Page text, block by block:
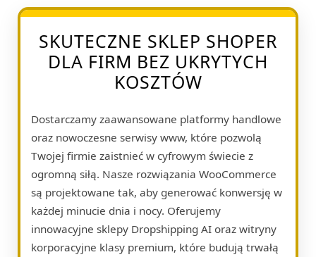
SKUTECZNE SKLEP SHOPER
DLA FIRM BEZ UKRYTYCH
KOSZTÓW
Dostarczamy zaawansowane platformy handlowe
oraz nowoczesne serwisy www, które pozwolą
Twojej firmie zaistnieć w cyfrowym świecie z
ogromną siłą. Nasze rozwiązania WooCommerce
są projektowane tak, aby generować konwersję w
każdej minucie dnia i nocy. Oferujemy
innowacyjne sklepy Dropshipping AI oraz witryny
korporacyjne klasy premium, które budują trwałą